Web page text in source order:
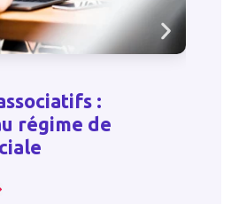
:
régime de